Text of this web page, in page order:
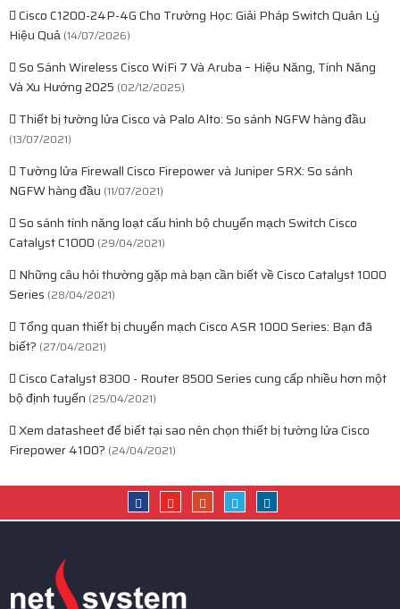
Cisco C1200-24P-4G Cho Trường Học: Giải Pháp Switch Quản Lý
Hiệu Quả (14/07/2026)
So Sánh Wireless Cisco WiFi 7 Và Aruba – Hiệu Năng, Tính Năng
Và Xu Hướng 2025 (02/12/2025)
Thiết bị tường lửa Cisco và Palo Alto: So sánh NGFW hàng đầu
(13/07/2021)
Tường lửa Firewall Cisco Firepower và Juniper SRX: So sánh
NGFW hàng đầu (11/07/2021)
So sánh tính năng loạt cấu hình bộ chuyển mạch Switch Cisco
Catalyst C1000 (29/04/2021)
Những câu hỏi thường gặp mà bạn cần biết về Cisco Catalyst 1000
Series (28/04/2021)
Tổng quan thiết bị chuyển mạch Cisco ASR 1000 Series: Bạn đã
biết? (27/04/2021)
Cisco Catalyst 8300 - Router 8500 Series cung cấp nhiều hơn một
bộ định tuyến (25/04/2021)
Xem datasheet để biết tại sao nên chọn thiết bị tường lửa Cisco
Firepower 4100? (24/04/2021)